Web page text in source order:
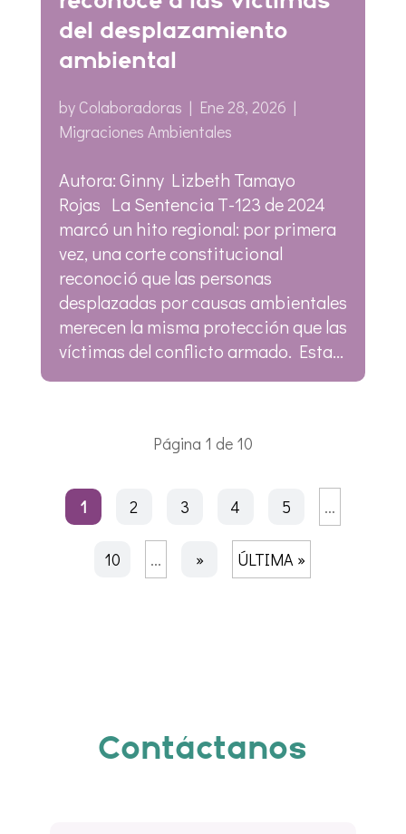
del desplazamiento
ambiental
by Colaboradoras | Ene 28, 2026 |
Migraciones Ambientales
Autora: Ginny Lizbeth Tamayo
Rojas La Sentencia T-123 de 2024
marcó un hito regional: por primera
vez, una corte constitucional
reconoció que las personas
desplazadas por causas ambientales
merecen la misma protección que las
víctimas del conflicto armado. Esta...
Página 1 de 10
1 2 3 4 5 ...
10 ... » ÚLTIMA »
Contáctanos